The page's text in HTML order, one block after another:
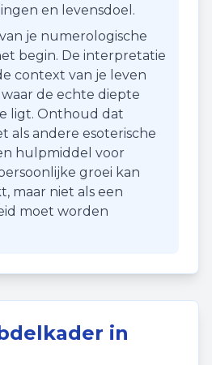
en levensdoel.
je numerologische
begin. De interpretatie
context van je leven
de echte diepte
ligt. Onthoud dat
als andere esoterische
hulpmiddel voor
groei kan
maar niet als een
moet worden
in